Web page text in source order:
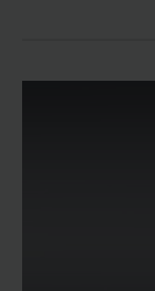
роботи на
висоти
Безпечні та